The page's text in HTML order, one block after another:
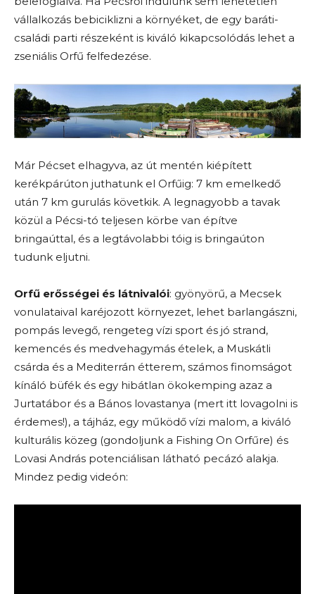
vállalkozás bebiciklizni a környéket, de egy baráti-
családi parti részeként is kiváló kikapcsolódás lehet a
zseniális Orfű felfedezése.
Már Pécset elhagyva, az út mentén kiépített
kerékpárúton juthatunk el Orfűig: 7 km emelkedő
után 7 km gurulás követkik. A legnagyobb a tavak
közül a Pécsi-tó teljesen körbe van építve
bringaúttal, és a legtávolabbi tóig is bringaúton
tudunk eljutni.
Orfű erősségei és látnivalói: gyönyörű, a Mecsek
vonulataival karéjozott környezet, lehet barlangászni,
pompás levegő, rengeteg vízi sport és jó strand,
kemencés és medvehagymás ételek, a Muskátli
csárda és a Mediterrán étterem, számos finomságot
kínáló büfék és egy hibátlan ökokemping azaz a
Jurtatábor és a Bános lovastanya (mert itt lovagolni is
érdemes!), a tájház, egy működő vízi malom, a kiváló
kulturális közeg (gondoljunk a Fishing On Orfűre) és
Lovasi András potenciálisan látható pecázó alakja.
Mindez pedig videón: